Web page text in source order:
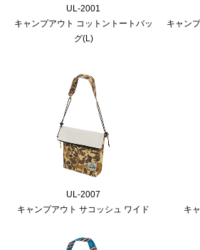
UL-2001
キャンプアウト コットントートバッ
グ(L)
キャン
UL-2007
キャンプアウト サコッシュ ワイド
キ